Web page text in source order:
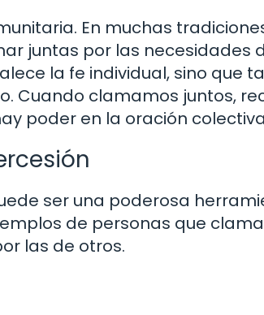
En muchas
juntas por las necesidades
la fe individual, sino que
Cuando clamamos juntos,
poder en la oración
ser una poderosa
de personas que
las de otros.